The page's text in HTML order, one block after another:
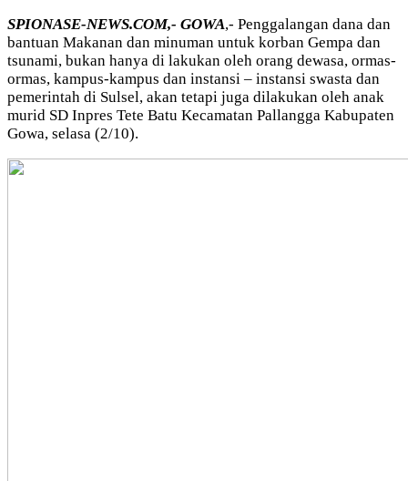
SPIONASE-NEWS.COM,- GOWA,- Penggalangan dana dan
bantuan Makanan dan minuman untuk korban Gempa dan
tsunami, bukan hanya di lakukan oleh orang dewasa, ormas-
ormas, kampus-kampus dan instansi – instansi swasta dan
pemerintah di Sulsel, akan tetapi juga dilakukan oleh anak
murid SD Inpres Tete Batu Kecamatan Pallangga Kabupaten
Gowa, selasa (2/10).